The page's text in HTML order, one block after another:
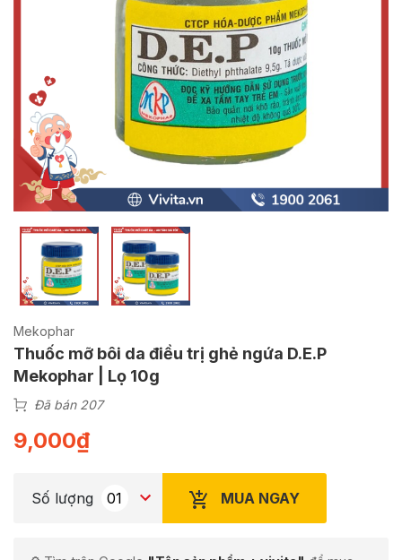
Mekophar
Thuốc mỡ bôi da điều trị ghẻ ngứa D.E.P
Mekophar | Lọ 10g
Đã bán 207
9,000₫
Số lượng MUA NGAY